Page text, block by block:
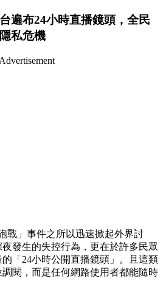
遍布24小時直播鏡頭，全民
私危機
Advertisement
戰」事件之所以迅速掀起外界討
發生的失控行為，更在於許多民眾
「24小時公開直播鏡頭」。且這類
閱，而是任何網路使用者都能隨時